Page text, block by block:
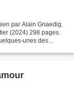
par Alain Gnaedig.
(2024) 298 pages.
unes des